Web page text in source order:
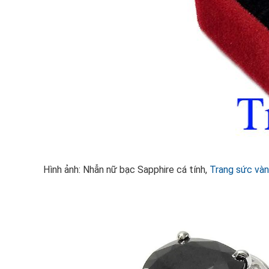
Hình ảnh: Nhẫn nữ bạc Sapphire cá tính, Trang sức